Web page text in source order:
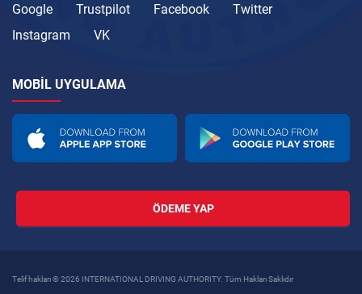
Google Trustpilot Facebook
Twitter
Instagram
VK
MOBIL UYGULAMA
ÖDEME YAP
Telif hakları © 2026 INTERNATIONAL DRIVING AUTHORITY. Tüm Hakları Saklıdır